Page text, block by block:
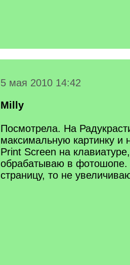
5 мая 2010 14:42
Milly
Посмотрела. На
максимальную картинку и
Print Screen на
обрабатываю в
страницу, то не